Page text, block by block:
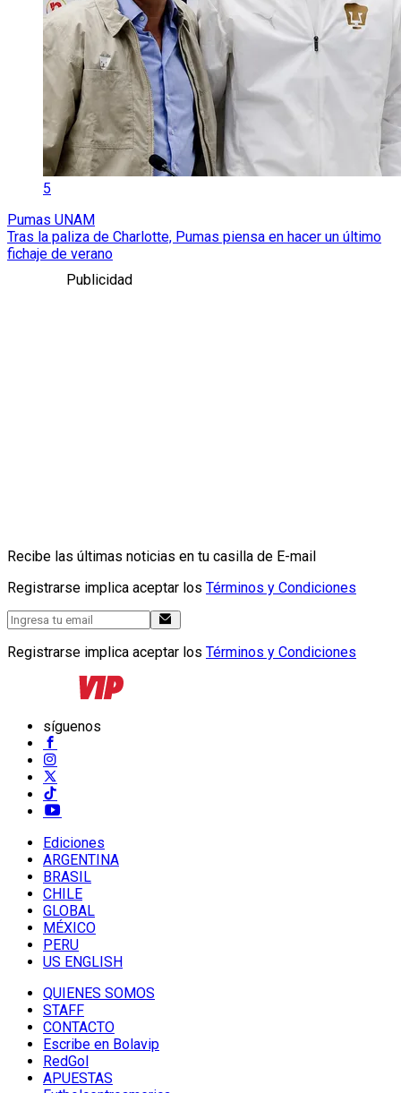
5
Pumas UNAM
Tras la paliza de Charlotte, Pumas piensa en hacer un último
fichaje de verano
Publicidad
Recibe las últimas noticias en tu casilla de E-mail
Registrarse implica aceptar los Términos y Condiciones
Registrarse implica aceptar los Términos y Condiciones
síguenos
Ediciones
ARGENTINA
BRASIL
CHILE
GLOBAL
MÉXICO
PERU
US ENGLISH
QUIENES SOMOS
STAFF
CONTACTO
Escribe en Bolavip
RedGol
APUESTAS